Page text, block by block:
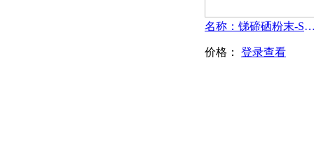
名称：锑碲硒粉末-
价格： 登录查看